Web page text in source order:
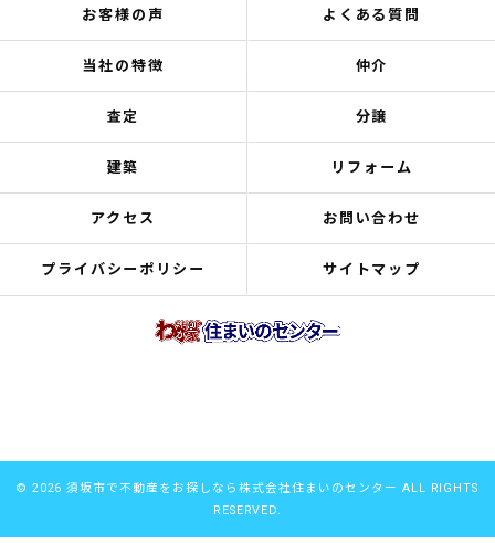
お客様の声 よくある質問
当社の特徴 仲介
査定 分譲
建築 リフォーム
アクセス お問い合わせ
プライバシーポリシー サイトマップ
© 2026 須坂市で不動産をお探しなら株式会社住まいのセンター ALL RIGHTS
RESERVED.